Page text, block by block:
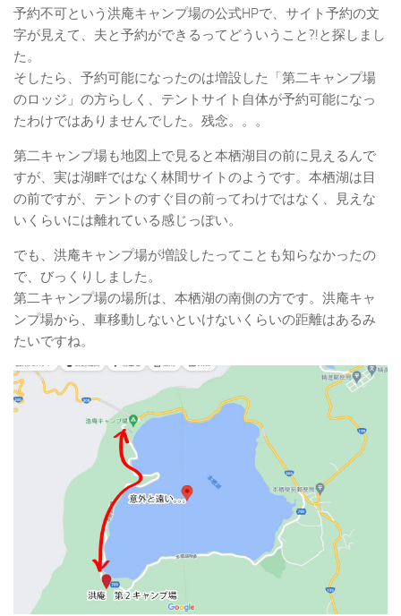
予約不可という洪庵キャンプ場の公式HPで、サイト予約の文
字が見えて、夫と予約ができるってどういうこと?!と探しまし
た。
そしたら、予約可能になったのは増設した「第二キャンプ場
のロッジ」の方らしく、テントサイト自体が予約可能になっ
たわけではありませんでした。残念。。。
第二キャンプ場も地図上で見ると本栖湖目の前に見えるんで
すが、実は湖畔ではなく林間サイトのようです。本栖湖は目
の前ですが、テントのすぐ目の前ってわけではなく、見えな
いくらいには離れている感じっぽい。
でも、洪庵キャンプ場が増設したってことも知らなかったの
で、びっくりしました。
第二キャンプ場の場所は、本栖湖の南側の方です。洪庵キャ
ンプ場から、車移動しないといけないくらいの距離はあるみ
たいですね。